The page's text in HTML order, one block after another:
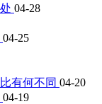
04-28
04-25
有何不同 04-20
04-19